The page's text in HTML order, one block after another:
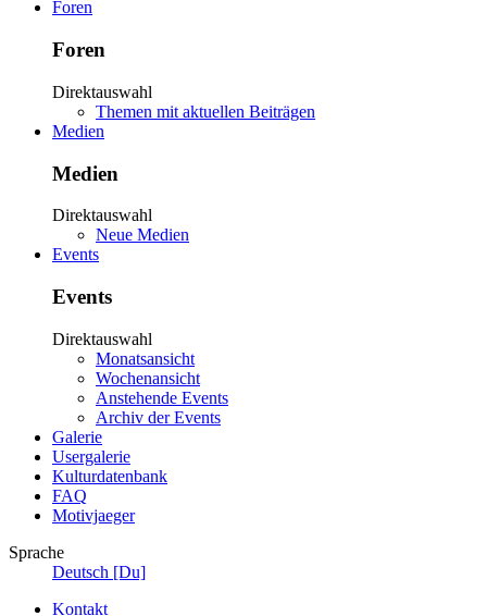
Foren
Foren
Direktauswahl
Themen mit aktuellen Beiträgen
Medien
Medien
Direktauswahl
Neue Medien
Events
Events
Direktauswahl
Monatsansicht
Wochenansicht
Anstehende Events
Archiv der Events
Galerie
Usergalerie
Kulturdatenbank
FAQ
Motivjaeger
Sprache
Deutsch [Du]
Kontakt